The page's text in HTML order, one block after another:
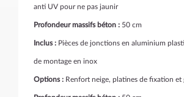
anti UV pour ne pas jaunir
Profondeur massifs béton : 50 cm
Inclus : Pièces de jonctions en aluminium
de montage en inox
Options : Renfort neige, platines de fixation et